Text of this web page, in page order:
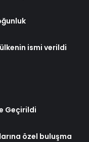
ismi verildi
Geçirildi
özel buluşma